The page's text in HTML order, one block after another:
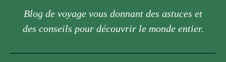
Blog de voyage vous donnant des astuces et
des conseils pour découvrir le monde entier.